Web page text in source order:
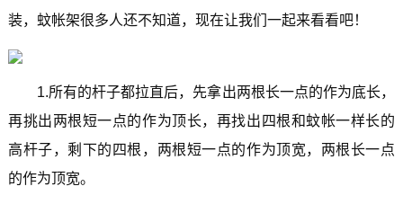
装，蚊帐架很多人还不知道，现在让我们一起来看看吧！
1.所有的杆子都拉直后，先拿出两根长一点的作为底长，
再挑出两根短一点的作为顶长，再找出四根和蚊帐一样长的
高杆子，剩下的四根，两根短一点的作为顶宽，两根长一点
的作为顶宽。